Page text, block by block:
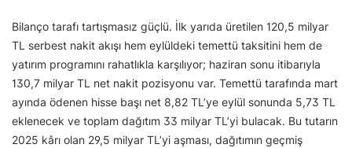
Bilanço tarafı tartışmasız güçlü. İlk yarıda üretilen 120,5 milyar
TL serbest nakit akışı hem eylüldeki temettü taksitini hem de
yatırım programını rahatlıkla karşılıyor; haziran sonu itibarıyla
130,7 milyar TL net nakit pozisyonu var. Temettü tarafında mart
ayında ödenen hisse başı net 8,82 TL’ye eylül sonunda 5,73 TL
eklenecek ve toplam dağıtım 33 milyar TL’yi bulacak. Bu tutarın
2025 kârı olan 29,5 milyar TL’yi aşması, dağıtımın geçmiş